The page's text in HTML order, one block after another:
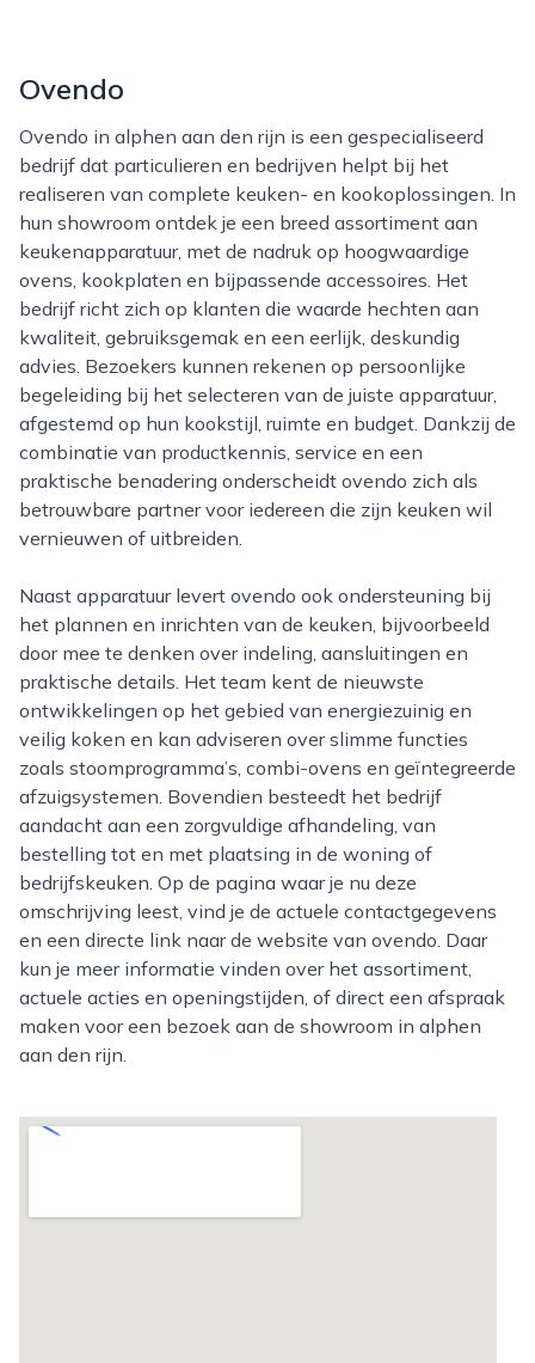
Ovendo
Ovendo in alphen aan den rijn is een gespecialiseerd
bedrijf dat particulieren en bedrijven helpt bij het
realiseren van complete keuken- en kookoplossingen. In
hun showroom ontdek je een breed assortiment aan
keukenapparatuur, met de nadruk op hoogwaardige
ovens, kookplaten en bijpassende accessoires. Het
bedrijf richt zich op klanten die waarde hechten aan
kwaliteit, gebruiksgemak en een eerlijk, deskundig
advies. Bezoekers kunnen rekenen op persoonlijke
begeleiding bij het selecteren van de juiste apparatuur,
afgestemd op hun kookstijl, ruimte en budget. Dankzij de
combinatie van productkennis, service en een
praktische benadering onderscheidt ovendo zich als
betrouwbare partner voor iedereen die zijn keuken wil
vernieuwen of uitbreiden.
Naast apparatuur levert ovendo ook ondersteuning bij
het plannen en inrichten van de keuken, bijvoorbeeld
door mee te denken over indeling, aansluitingen en
praktische details. Het team kent de nieuwste
ontwikkelingen op het gebied van energiezuinig en
veilig koken en kan adviseren over slimme functies
zoals stoomprogramma’s, combi-ovens en geïntegreerde
afzuigsystemen. Bovendien besteedt het bedrijf
aandacht aan een zorgvuldige afhandeling, van
bestelling tot en met plaatsing in de woning of
bedrijfskeuken. Op de pagina waar je nu deze
omschrijving leest, vind je de actuele contactgegevens
en een directe link naar de website van ovendo. Daar
kun je meer informatie vinden over het assortiment,
actuele acties en openingstijden, of direct een afspraak
maken voor een bezoek aan de showroom in alphen
aan den rijn.